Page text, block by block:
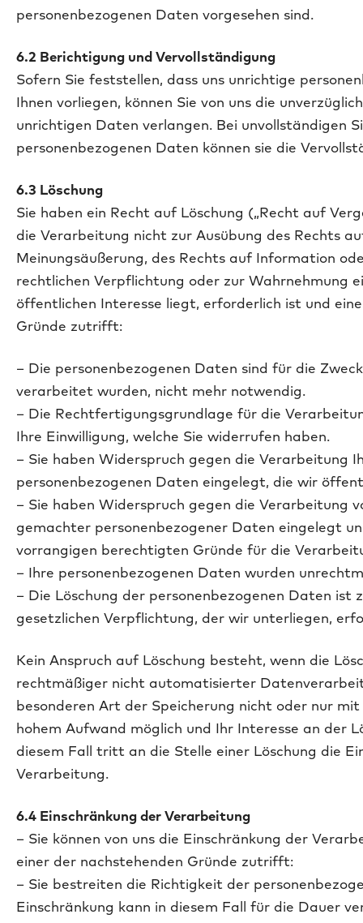
personenbezogenen Daten vorgesehen sind.
6.2 Berichtigung und Vervollständigung
Sofern Sie feststellen, dass uns unrichtige
Ihnen vorliegen, können Sie von uns die
unrichtigen Daten verlangen. Bei unvollständigen
personenbezogenen Daten können sie die
6.3 Löschung
Sie haben ein Recht auf Löschung („Recht auf
die Verarbeitung nicht zur Ausübung des Rechts
Meinungsäußerung, des Rechts auf Information
rechtlichen Verpflichtung oder zur Wahrnehmung
öffentlichen Interesse liegt, erforderlich ist und
Gründe zutrifft:
– Die personenbezogenen Daten sind für die
verarbeitet wurden, nicht mehr notwendig.
– Die Rechtfertigungsgrundlage für die
Ihre Einwilligung, welche Sie widerrufen haben.
– Sie haben Widerspruch gegen die Verarbeitung
personenbezogenen Daten eingelegt, die wir
– Sie haben Widerspruch gegen die Verarbeitung
gemachter personenbezogener Daten eingelegt
vorrangigen berechtigten Gründe für die
– Ihre personenbezogenen Daten wurden
– Die Löschung der personenbezogenen Daten ist
gesetzlichen Verpflichtung, der wir unterliegen,
Kein Anspruch auf Löschung besteht, wenn die
rechtmäßiger nicht automatisierter
besonderen Art der Speicherung nicht oder nur
hohem Aufwand möglich und Ihr Interesse an der
diesem Fall tritt an die Stelle einer Löschung die
Verarbeitung.
6.4 Einschränkung der Verarbeitung
– Sie können von uns die Einschränkung der
einer der nachstehenden Gründe zutrifft:
– Sie bestreiten die Richtigkeit der
Einschränkung kann in diesem Fall für die Dauer